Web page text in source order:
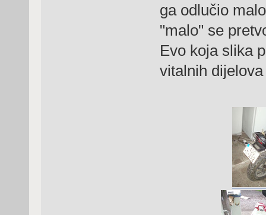
ga odlučio
"malo" se
Evo koja slika
vitalnih